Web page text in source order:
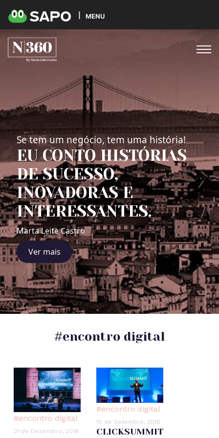
MENU
Se tem um negócio, tem uma história!
EU CONTO HISTÓRIAS
DE SUCESSO,
INOVADORAS E
INTERESSANTES.
Marta Leite Castro
Ver mais
#encontro digital
#encontro digital
21 de Dezembro, 2018
#encontro digital
10 de Setembro, 2018
CLICKSUMMIT